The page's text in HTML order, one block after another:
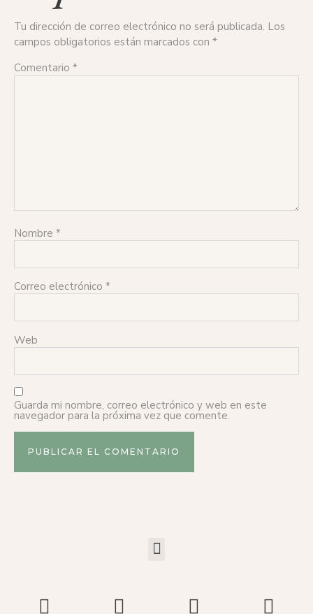
Tu dirección de correo electrónico no será publicada. Los
campos obligatorios están marcados con *
Comentario *
Nombre *
Correo electrónico *
Web
Guarda mi nombre, correo electrónico y web en este
navegador para la próxima vez que comente.